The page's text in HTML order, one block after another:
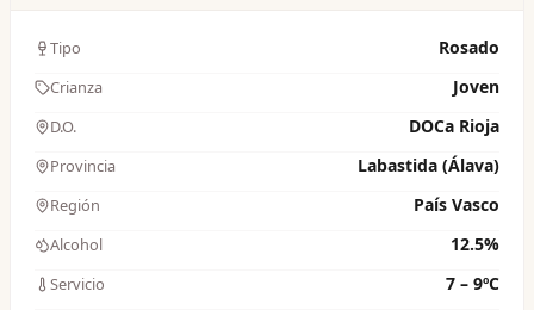
Tipo Rosado
Crianza Joven
D.O. DOCa Rioja
Provincia Labastida (Álava)
Región País Vasco
Alcohol 12.5%
Servicio 7 – 9ºC